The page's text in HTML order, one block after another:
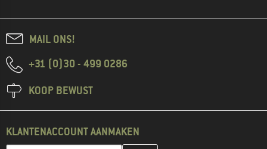
MAIL ONS!
+31 (0)30 - 499 0286
KOOP BEWUST
KLANTENACCOUNT AANMAKEN